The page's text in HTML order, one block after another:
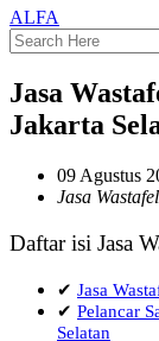
ALFA
Jasa
Jakarta
09 Agustus
Jasa
Daftar isi Jasa
✔ Jasa
✔ Pelancar
Selatan